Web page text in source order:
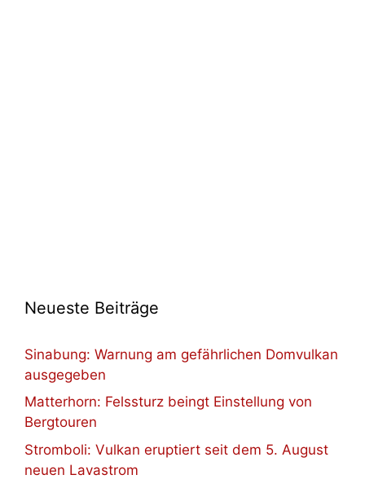
Neueste Beiträge
Sinabung: Warnung am gefährlichen Domvulkan
ausgegeben
Matterhorn: Felssturz beingt Einstellung von
Bergtouren
Stromboli: Vulkan eruptiert seit dem 5. August
neuen Lavastrom